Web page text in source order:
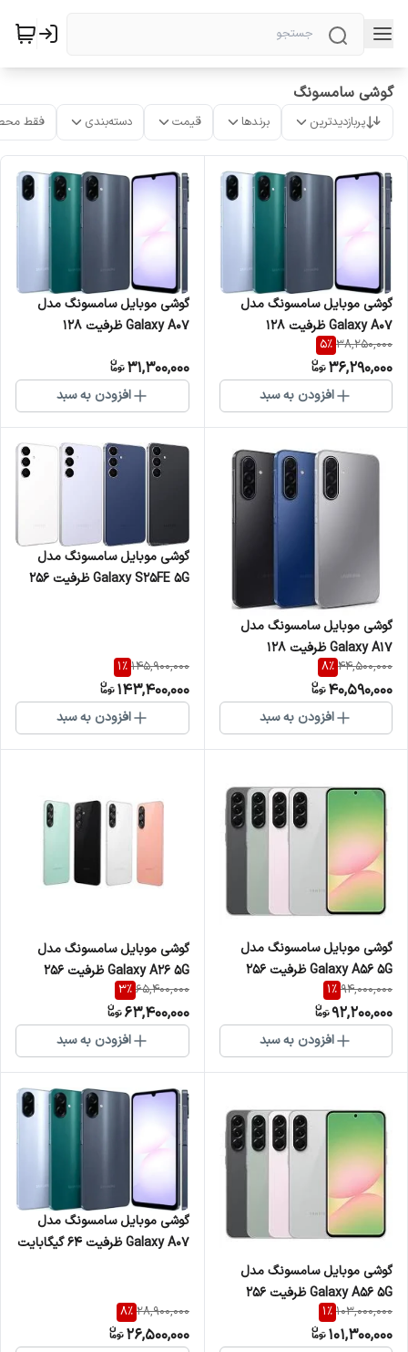
گوشی سامسونگ
پربازدیدترین برندها قیمت دسته‌بندی فقط
گوشی موبایل سامسونگ مدل
Galaxy A07 ظرفیت 128
گیگابایت و رم 6
38,250,000
5%
36,290,000
افزودن به سبد
گوشی موبایل سامسونگ مدل
Galaxy A07 ظرفیت 128
31,300,000
افزودن به سبد
گوشی موبایل سامسونگ مدل
Galaxy A17 ظرفیت 128
گیگابایت و رم 4
44,500,000
8%
40,590,000
افزودن به سبد
گوشی موبایل سامسونگ مدل
Galaxy S25FE 5G ظرفیت 256
145,900,000
1%
143,400,000
افزودن به سبد
گوشی موبایل سامسونگ مدل
Galaxy A56 5G ظرفیت 256
گیگابایت و رم 8
94,000,000
1%
92,200,000
افزودن به سبد
گوشی موبایل سامسونگ مدل
Galaxy A26 5G ظرفیت 256
گیگابایت و رم 8
65,400,000
3%
63,400,000
افزودن به سبد
گوشی موبایل سامسونگ مدل
Galaxy A56 5G ظرفیت 256
گیگابایت و رم 12
103,000,000
1%
101,300,000
گوشی موبایل سامسونگ مدل
Galaxy A07 ظرفیت 64 گیگابایت
28,900,000
8%
26,500,000